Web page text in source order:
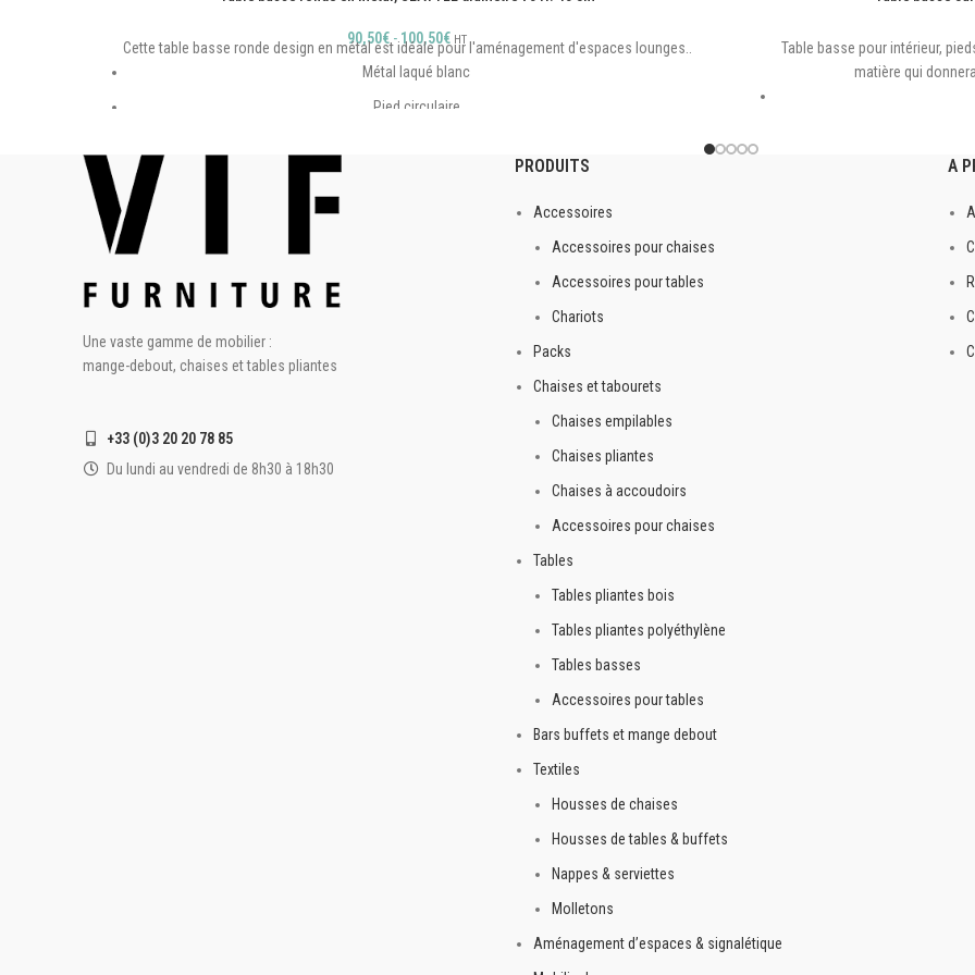
90,50€ -100,50€ HT
Cette table basse ronde design en métal est idéale pour l'aménagement d'espaces lounges..
Métal laqué blanc
Pied circulaire
Table basse pour intérieur,
matière qui
Cette table basse est idéale
Une vaste gamme de mobilier :
mange-debout, chaises et tables pliantes
+33 (0)3 20 20 78 85
Du lundi au vendredi de 8h30 à 18h30
PRODUITS
Accessoires
Accessoires pour chaises
Accessoires pour tables
Chariots
Packs
Chaises et tabourets
Chaises empilables
Chaises pliantes
Chaises à accoudoirs
Accessoires pour chaises
Tables
Tables pliantes bois
Tables pliantes polyéthylène
Tables basses
Accessoires pour tables
Bars buffets et mange debout
Textiles
Housses de chaises
Housses de tables & buffets
Nappes & serviettes
Molletons
Aménagement d’espaces & signalétique
A